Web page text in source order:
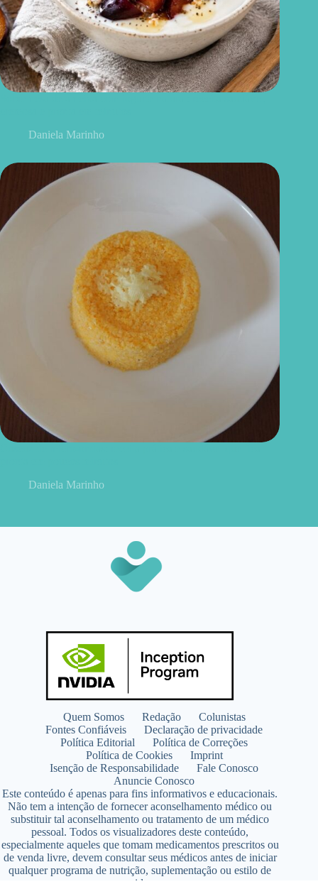
Daniela Marinho
Daniela Marinho
Quem Somos Redação
Colunistas
Fontes Confiáveis
Declaração de privacidade
Política Editorial
Política de Correções
Política de Cookies
Imprint
Isenção de Responsabilidade
Fale Conosco
Anuncie Conosco
Este conteúdo é apenas para fins informativos e educacionais.
Não tem a intenção de fornecer aconselhamento médico ou
substituir tal aconselhamento ou tratamento de um médico
pessoal. Todos os visualizadores deste conteúdo,
especialmente aqueles que tomam medicamentos prescritos ou
de venda livre, devem consultar seus médicos antes de iniciar
qualquer programa de nutrição, suplementação ou estilo de
vida.